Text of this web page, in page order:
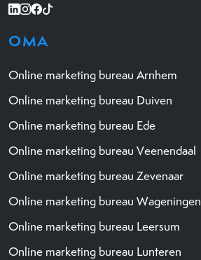
OMA
Online marketing bureau Arnhem
Online marketing bureau Duiven
Online marketing bureau Ede
Online marketing bureau Veenendaal
Online marketing bureau Zevenaar
Online marketing bureau Wageningen
Online marketing bureau Leersum
Online marketing bureau Lunteren